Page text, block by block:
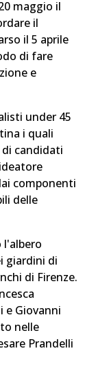
maggio il
il
il 5 aprile
di fare
e
under 45
i quali
candidati
componenti
delle
l'albero
giardini di
di Firenze.
e Giovanni
nelle
Prandelli